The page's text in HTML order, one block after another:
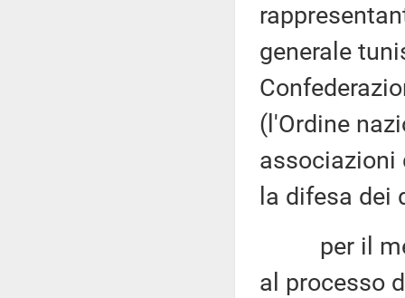
generale
(l'Ordine
associazioni
la difesa dei
per il
al processo